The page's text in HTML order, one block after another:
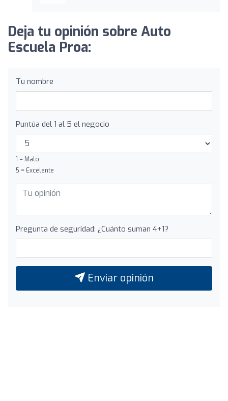
Deja tu opinión sobre Auto
Escuela Proa:
Tu nombre
Puntúa del 1 al 5 el negocio
1 = Malo
5 = Excelente
Pregunta de seguridad: ¿Cuánto suman 4+1?
Enviar opinión